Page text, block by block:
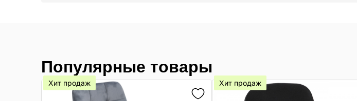
Популярные товары
Хит продаж Хит продаж